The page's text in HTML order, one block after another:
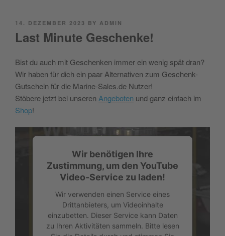
POSTED
ON
14. DEZEMBER 2023 BY ADMIN
Last Minute Geschenke!
Bist du auch mit Geschenken immer ein wenig spät dran?
Wir haben für dich ein paar Alternativen zum Geschenk-
Gutschein für die Marine-Sales.de Nutzer!
Stöbere jetzt bei unseren Angeboten und ganz einfach im
Shop!
Wir benötigen Ihre
Zustimmung, um den YouTube
Video-Service zu laden!
Wir verwenden einen Service eines
Drittanbieters, um Videoinhalte
einzubetten. Dieser Service kann Daten
zu Ihren Aktivitäten sammeln. Bitte lesen